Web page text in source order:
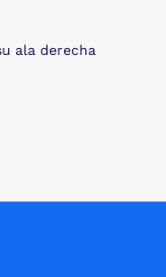
ala derecha